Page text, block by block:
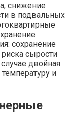
снижение
в подвальных
сохранение
сырости
двойная
и